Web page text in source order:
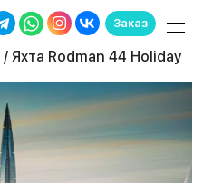
Заказ
/ Яхта Rodman 44 Holiday